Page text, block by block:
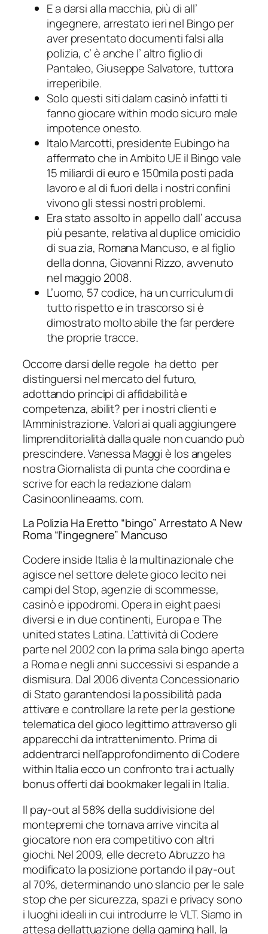
E a darsi alla macchia, più di all’
ingegnere, arrestato ieri nel Bingo per
aver presentato documenti falsi alla
polizia, c’ è anche l’ altro figlio di
Pantaleo, Giuseppe Salvatore, tuttora
irreperibile.
Solo questi siti dalam casinò infatti ti
fanno giocare within modo sicuro male
impotence onesto.
Italo Marcotti, presidente Eubingo ha
affermato che in Ambito UE il Bingo vale
15 miliardi di euro e 150mila posti pada
lavoro e al di fuori della i nostri confini
vivono gli stessi nostri problemi.
Era stato assolto in appello dall’ accusa
più pesante, relativa al duplice omicidio
di sua zia, Romana Mancuso, e al figlio
della donna, Giovanni Rizzo, avvenuto
nel maggio 2008.
L’uomo, 57 codice, ha un curriculum di
tutto rispetto e in trascorso si è
dimostrato molto abile the far perdere
the proprie tracce.
Occorre darsi delle regole  ha detto  per
distinguersi nel mercato del futuro,
adottando principi di affidabilità e
competenza, abilit? per i nostri clienti e
lAmministrazione. Valori ai quali aggiungere
limprenditorialità dalla quale non cuando può
prescindere. Vanessa Maggi è los angeles
nostra Giornalista di punta che coordina e
scrive for each la redazione dalam
Casinoonlineaams. com.
La Polizia Ha Eretto “bingo” Arrestato A New
Roma “l’ingegnere” Mancuso
Codere inside Italia è la multinazionale che
agisce nel settore delete gioco lecito nei
campi del Stop, agenzie di scommesse,
casinò e ippodromi. Opera in eight paesi
diversi e in due continenti, Europa e The
united states Latina. L’attività di Codere
parte nel 2002 con la prima sala bingo aperta
a Roma e negli anni successivi si espande a
dismisura. Dal 2006 diventa Concessionario
di Stato garantendosi la possibilità pada
attivare e controllare la rete per la gestione
telematica del gioco legittimo attraverso gli
apparecchi da intrattenimento. Prima di
addentrarci nell’approfondimento di Codere
within Italia ecco un confronto tra i actually
bonus offerti dai bookmaker legali in Italia.
Il pay-out al 58% della suddivisione del
montepremi che tornava arrive vincita al
giocatore non era competitivo con altri
giochi. Nel 2009, elle decreto Abruzzo ha
modificato la posizione portando il pay-out
al 70%, determinando uno slancio per le sale
stop che per sicurezza, spazi e privacy sono
i luoghi ideali in cui introdurre le VLT. Siamo in
attesa dellattuazione della gaming hall, la